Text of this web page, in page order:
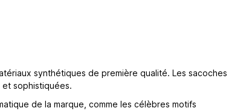
synthétiques de première qualité. Les sacoches
sophistiquées.
de la marque, comme les célèbres motifs